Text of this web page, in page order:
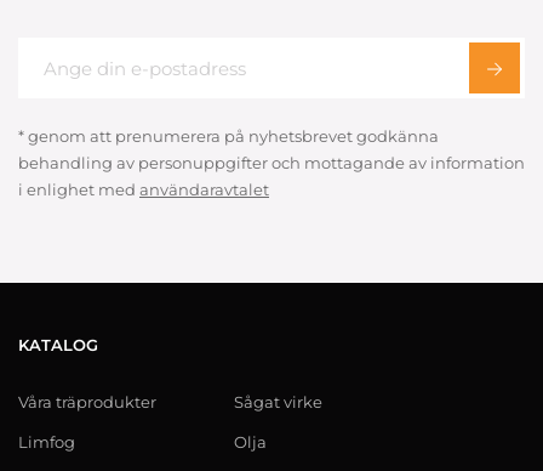
* genom att prenumerera på nyhetsbrevet godkänna
behandling av personuppgifter och mottagande av information
i enlighet med användaravtalet
KATALOG
Våra träprodukter
Limfog
Sågat virke
Olja